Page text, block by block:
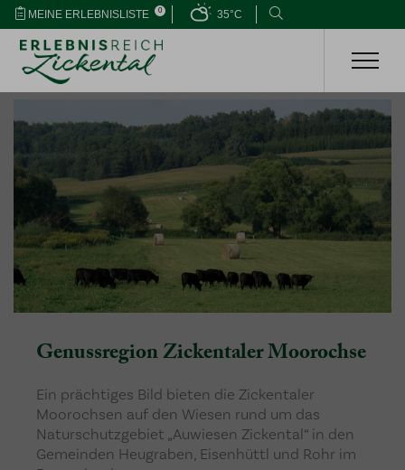
MEINE ERLEBNISLISTE 0 35°C
Genussregion Zickentaler Moorochse
Ein prächtiges Bild bieten die Zickentaler
Moorochsen auf den Wiesen rund um das
Naturschutzgebiet „Auwiesen Zickental“ in den
Gemeinden Heugraben, Eisenhüttl und Rohr im